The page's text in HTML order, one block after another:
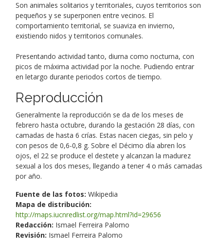
Son animales solitarios y territoriales, cuyos territorios son
pequeños y se superponen entre vecinos. El
comportamiento territorial, se suaviza en invierno,
existiendo nidos y territorios comunales.
Presentando actividad tanto, diurna como nocturna, con
picos de máxima actividad por la noche. Pudiendo entrar
en letargo durante periodos cortos de tiempo.
Reproducción
Generalmente la reproducción se da de los meses de
febrero hasta octubre, durando la gestación 28 días, con
camadas de hasta 6 crías. Estas nacen ciegas, sin pelo y
con pesos de 0,6-0,8 g. Sobre el Décimo día abren los
ojos, el 22 se produce el destete y alcanzan la madurez
sexual a los dos meses, llegando a tener 4 o más camadas
por año.
Fuente de las fotos: Wikipedia
Mapa de distribución:
http://maps.iucnredlist.org/map.html?id=29656
Redacción: Ismael Ferreira Palomo
Revisión: Ismael Ferreira Palomo